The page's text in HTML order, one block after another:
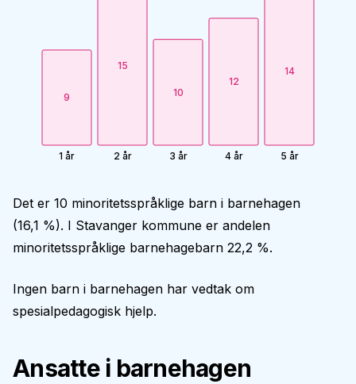
9
1 år
15
2 år
10
3 år
12
4 år
14
5 år
Det er 10 minoritetsspråklige barn i barnehagen
(16,1 %). I Stavanger kommune er andelen
minoritetsspråklige barnehagebarn 22,2 %.
Ingen barn i barnehagen har vedtak om
spesialpedagogisk hjelp.
Ansatte i barnehagen